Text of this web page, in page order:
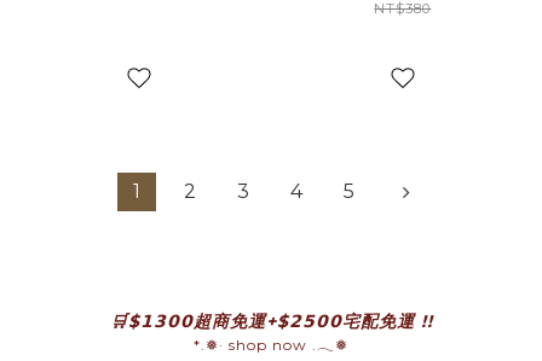
NT$380
1 2 3 4 5
🛒$𝟭𝟯𝟬𝟬超商免運+$𝟮𝟱𝟬𝟬宅配免運 !!
*.❅· shop now .𓂃❅